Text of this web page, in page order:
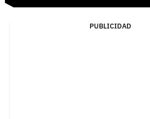
PUBLICIDAD